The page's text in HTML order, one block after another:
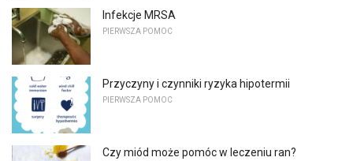
Infekcje MRSA
PIERWSZA POMOC
Przyczyny i czynniki ryzyka hipotermii
PIERWSZA POMOC
Czy miód może pomóc w leczeniu ran?